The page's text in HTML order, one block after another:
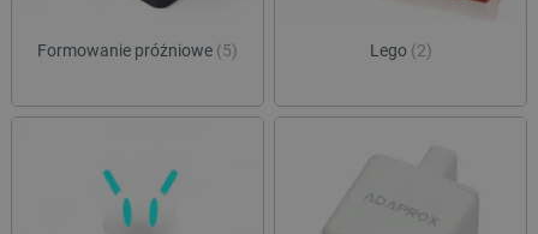
Formowanie próżniowe (5) Lego (2)